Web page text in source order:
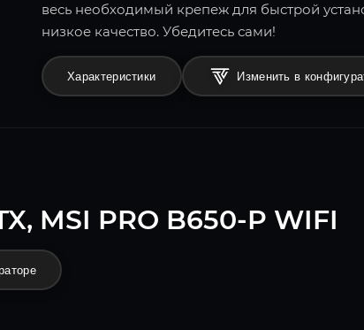
весь необходимый крепеж для быстрой
низкое качество. Убедитесь сами!
Характеристики Изменить в
MSI PRO B650-P WIFI